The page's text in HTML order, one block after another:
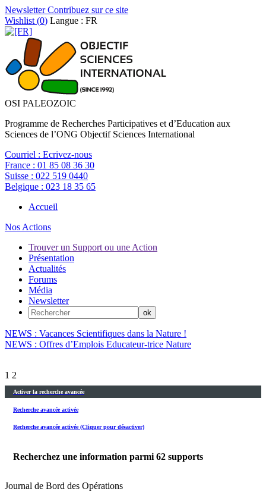
NewsletterContribuez sur ce site
Wishlist (0) Langue : FR
OSI PALEOZOIC
Programme de Recherches Participatives et d’Education aux
Sciences de l’ONG Objectif Sciences International
Courriel : Ecrivez-nous
France : 01 85 08 36 30
Suisse : 022 519 0440
Belgique : 023 18 35 65
Accueil
Nos Actions
Trouver un Support ou une Action
Présentation
Actualités
Forums
Média
Newsletter
NEWS : Vacances Scientifiques dans la Nature !
NEWS : Offres d’Emplois Educateur-trice Nature
1 2
Activer la recherche avancée
Recherche avancée activée
Recherche avancée activée (Cliquer pour désactiver)
Recherchez une information parmi 62 supports
Journal de Bord des Opérations